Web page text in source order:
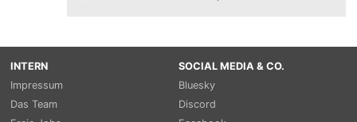
INTERN
Impressum
Das Team
SOCIAL MEDIA & CO.
Bluesky
Discord